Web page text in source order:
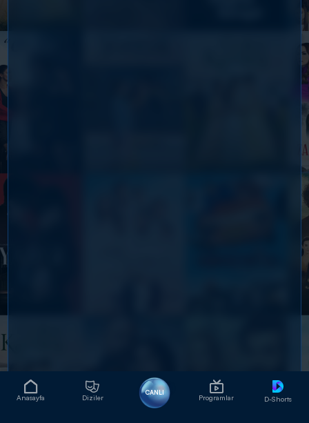
Anasayfa Diziler
CANLI
Programlar D-Shorts